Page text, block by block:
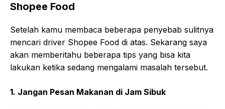
Shopee Food
Setelah kamu membaca beberapa penyebab sulitnya
mencari driver Shopee Food di atas. Sekarang saya
akan memberitahu beberapa tips yang bisa kita
lakukan ketika sedang mengalami masalah tersebut.
1. Jangan Pesan Makanan di Jam Sibuk